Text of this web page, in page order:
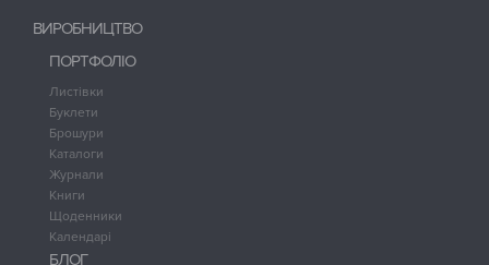
ВИРОБНИЦТВО
ПОРТФОЛІО
Листівки
Буклети
Брошури
Каталоги
Журнали
Книги
Щоденники
Календарі
БЛОГ